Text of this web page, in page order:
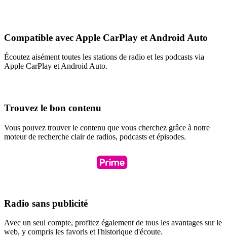
Compatible avec Apple CarPlay et Android Auto
Écoutez aisément toutes les stations de radio et les podcasts via
Apple CarPlay et Android Auto.
Trouvez le bon contenu
Vous pouvez trouver le contenu que vous cherchez grâce à notre
moteur de recherche clair de radios, podcasts et épisodes.
Radio sans publicité
Avec un seul compte, profitez également de tous les avantages sur le
web, y compris les favoris et l'historique d'écoute.